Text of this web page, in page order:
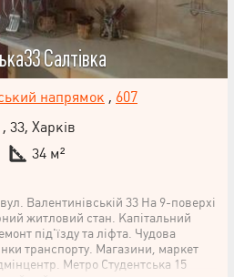
Салтівка
напрямок , 607
, 33, Харків
34 м²
Валентинівській 33 На 9-поверхі
житловий стан. Капітальний
під'їзду та ліфта. Чудова
транспорту. Магазини, маркет
Метро Студентська 15